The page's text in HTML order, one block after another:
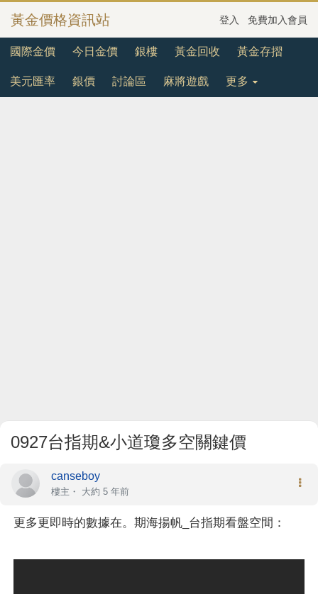
黃金價格資訊站 登入 免費加入會員
國際金價 今日金價 銀樓 黃金回收 黃金存摺
美元匯率 銀價 討論區 麻將遊戲 更多
0927台指期&小道瓊多空關鍵價
canseboy
樓主 ・ 大約 5 年前
更多更即時的數據在。期海揚帆_台指期看盤空間：